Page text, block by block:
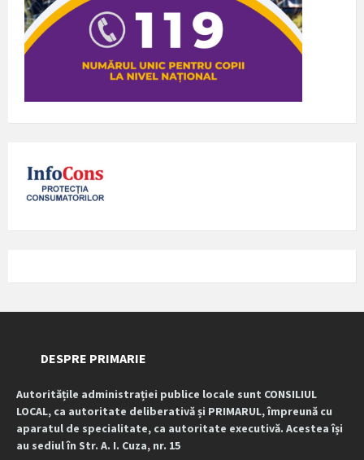
DESPRE PRIMARIE
Autoritățile administrației publice locale sunt CONSILIUL
LOCAL, ca autoritate deliberativă și PRIMARUL, împreună cu
aparatul de specialitate, ca autoritate executivă. Acestea își
au sediul în Str. A. I. Cuza, nr. 15